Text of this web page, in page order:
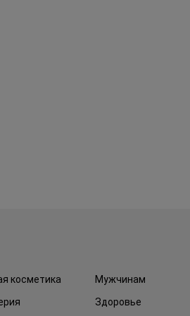
косметика
Мужчинам
Здоровье